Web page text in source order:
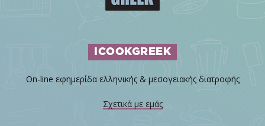
ICOOKGREEK
On-line εφημερίδα ελληνικής & μεσογειακής διατροφής
Σχετικά με εμάς